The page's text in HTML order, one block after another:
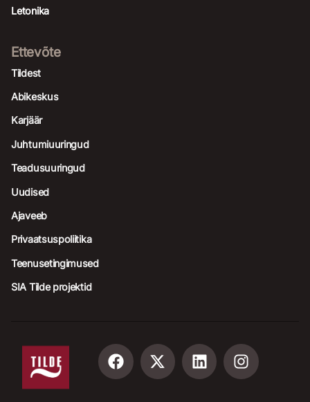
Letonika
Ettevõte
Tildest
Abikeskus
Karjäär
Juhtumiuuringud
Teadusuuringud
Uudised
Ajaveeb
Privaatsuspoliitika
Teenusetingimused
SIA Tilde projektid